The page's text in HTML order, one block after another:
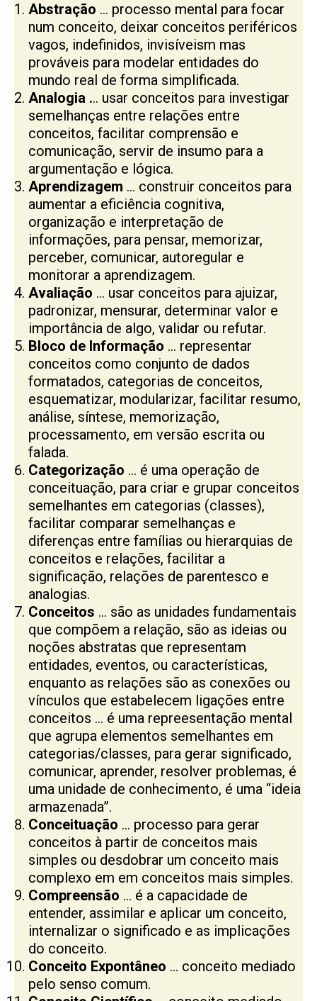
Abstração … processo mental para focar
num conceito, deixar conceitos periféricos
vagos, indefinidos, invisíveism mas
prováveis para modelar entidades do
mundo real de forma simplificada.
Analogia ... usar conceitos para investigar
semelhanças entre relações entre
conceitos, facilitar comprensão e
comunicação, servir de insumo para a
argumentação e lógica.
Aprendizagem … construir conceitos para
aumentar a eficiência cognitiva,
organização e interpretação de
informações, para pensar, memorizar,
perceber, comunicar, autoregular e
monitorar a aprendizagem.
Avaliação … usar conceitos para ajuizar,
padronizar, mensurar, determinar valor e
importância de algo, validar ou refutar.
Bloco de Informação … representar
conceitos como conjunto de dados
formatados, categorias de conceitos,
esquematizar, modularizar, facilitar resumo,
análise, síntese, memorização,
processamento, em versão escrita ou
falada.
Categorização … é uma operação de
conceituação, para criar e grupar conceitos
semelhantes em categorias (classes),
facilitar comparar semelhanças e
diferenças entre famílias ou hierarquias de
conceitos e relações, facilitar a
significação, relações de parentesco e
analogias.
Conceitos … são as unidades fundamentais
que compõem a relação, são as ideias ou
noções abstratas que representam
entidades, eventos, ou características,
enquanto as relações são as conexões ou
vínculos que estabelecem ligações entre
conceitos … é uma repreesentação mental
que agrupa elementos semelhantes em
categorias/classes, para gerar significado,
comunicar, aprender, resolver problemas, é
uma unidade de conhecimento, é uma “ideia
armazenada”.
Conceituação … processo para gerar
conceitos à partir de conceitos mais
simples ou desdobrar um conceito mais
complexo em em conceitos mais simples.
Compreensão … é a capacidade de
entender, assimilar e aplicar um conceito,
internalizar o significado e as implicações
do conceito.
Conceito Expontâneo … conceito mediado
pelo senso comum.